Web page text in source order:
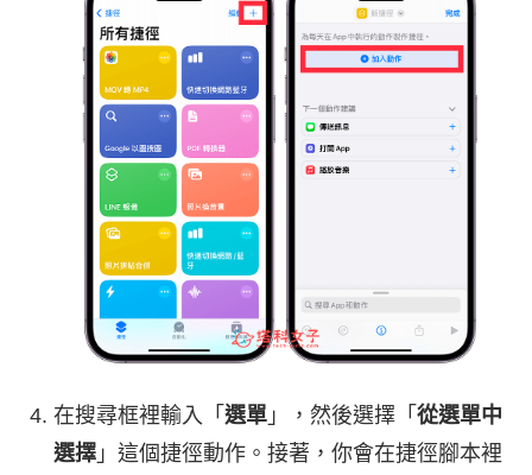
在搜尋框裡輸入「 選單 」，然後選擇「 從選單中
選擇 」這個捷徑動作。接著，你會在捷徑腳本裡